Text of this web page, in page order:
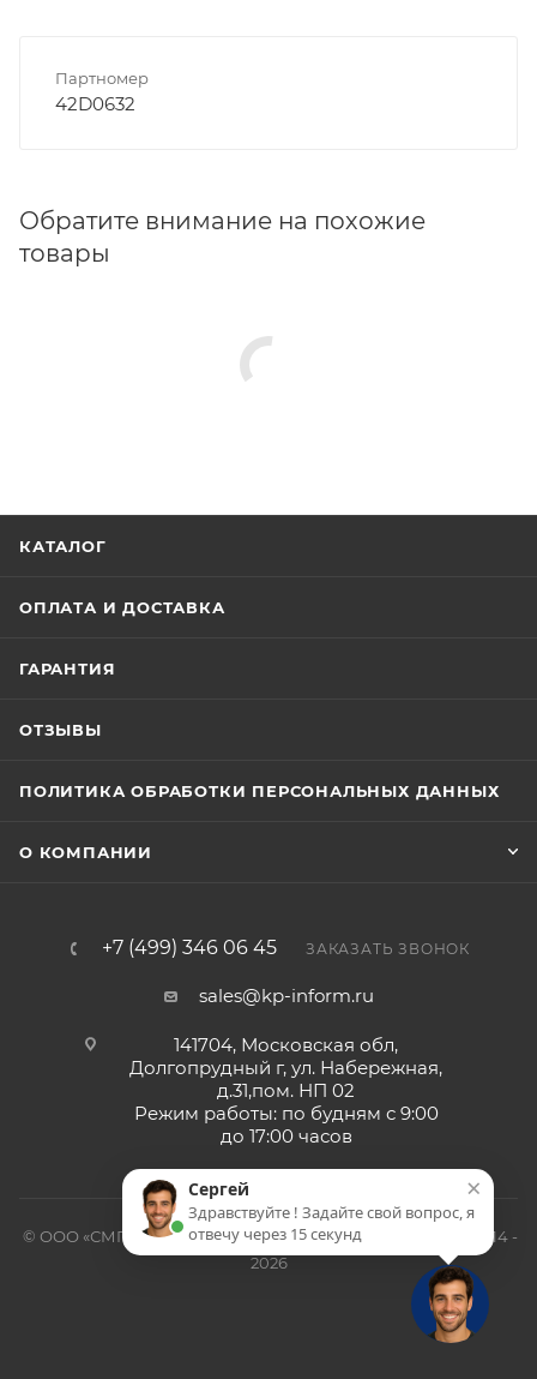
Партномер
42D0632
Обратите внимание на похожие
товары
КАТАЛОГ
ОПЛАТА И ДОСТАВКА
ГАРАНТИЯ
ОТЗЫВЫ
ПОЛИТИКА ОБРАБОТКИ ПЕРСОНАЛЬНЫХ ДАННЫХ
О КОМПАНИИ
+7 (499) 346 06 45 ЗАКАЗАТЬ ЗВОНОК
sales@kp-inform.ru
141704, Московская обл,
Долгопрудный г, ул. Набережная,
д.31,пом. НП 02
Режим работы: по будням с 9:00
до 17:00 часов
© ООО «СМП-Проект», поставка серверных запчастей, 2014 -
2026
×
Сергей
Здравствуйте ! Задайте свой вопрос, я
отвечу через 15 секунд